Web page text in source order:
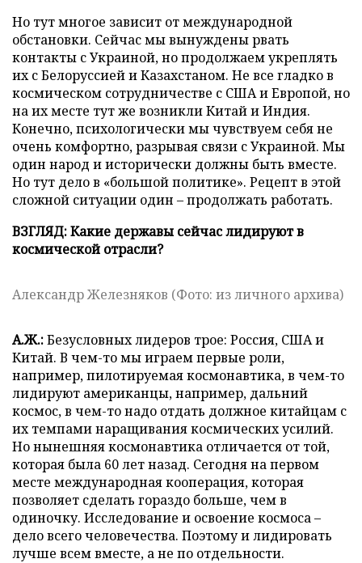
Но тут многое зависит от международной
обстановки. Сейчас мы вынуждены рвать
контакты с Украиной, но продолжаем укреплять
их с Белоруссией и Казахстаном. Не все гладко в
космическом сотрудничестве с США и Европой, но
на их месте тут же возникли Китай и Индия.
Конечно, психологически мы чувствуем себя не
очень комфортно, разрывая связи с Украиной. Мы
один народ и исторически должны быть вместе.
Но тут дело в «большой политике». Рецепт в этой
сложной ситуации один – продолжать работать.
ВЗГЛЯД: Какие державы сейчас лидируют в
космической отрасли?
Александр Железняков (Фото: из личного архива)
А.Ж.:Безусловных лидеров трое: Россия, США и
Китай. В чем-то мы играем первые роли,
например, пилотируемая космонавтика, в чем-то
лидируют американцы, например, дальний
космос, в чем-то надо отдать должное китайцам с
их темпами наращивания космических усилий.
Но нынешняя космонавтика отличается от той,
которая была 60 лет назад. Сегодня на первом
месте международная кооперация, которая
позволяет сделать гораздо больше, чем в
одиночку. Исследование и освоение космоса –
дело всего человечества. Поэтому и лидировать
лучше всем вместе, а не по отдельности.